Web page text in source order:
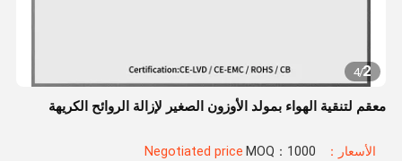
2
/
4
معقم لتنقية الهواء بمولد الأوزون الصغير لإزالة الروائح الكريهة
الأسعار：Negotiated price MOQ：1000